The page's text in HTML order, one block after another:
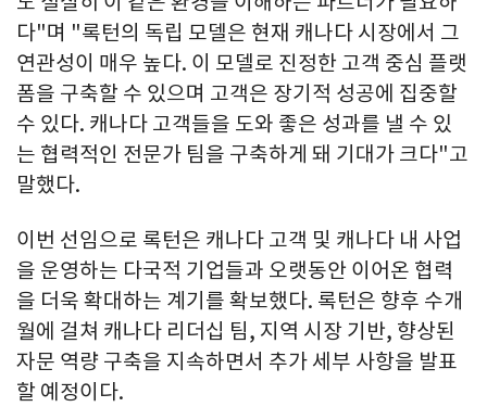
다"며 "록턴의 독립 모델은 현재 캐나다 시장에서 그
연관성이 매우 높다. 이 모델로 진정한 고객 중심 플랫
폼을 구축할 수 있으며 고객은 장기적 성공에 집중할
수 있다. 캐나다 고객들을 도와 좋은 성과를 낼 수 있
는 협력적인 전문가 팀을 구축하게 돼 기대가 크다"고
말했다.
이번 선임으로 록턴은 캐나다 고객 및 캐나다 내 사업
을 운영하는 다국적 기업들과 오랫동안 이어온 협력
을 더욱 확대하는 계기를 확보했다. 록턴은 향후 수개
월에 걸쳐 캐나다 리더십 팀, 지역 시장 기반, 향상된
자문 역량 구축을 지속하면서 추가 세부 사항을 발표
할 예정이다.